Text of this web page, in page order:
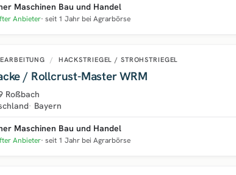
Maschinen Bau und Handel
Anbieter seit 1 Jahr bei Agrarbörse
/ HACKSTRIEGEL / STROHSTRIEGEL
/ Rollcrust-Master WRM
Roßbach
Bayern
Maschinen Bau und Handel
Anbieter seit 1 Jahr bei Agrarbörse